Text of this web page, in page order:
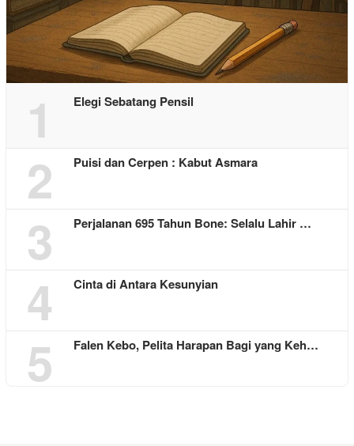
1 Elegi Sebatang Pensil
2 Puisi dan Cerpen : Kabut Asmara
3 Perjalanan 695 Tahun Bone: Selalu Lahir …
4 Cinta di Antara Kesunyian
5 Falen Kebo, Pelita Harapan Bagi yang Keh…